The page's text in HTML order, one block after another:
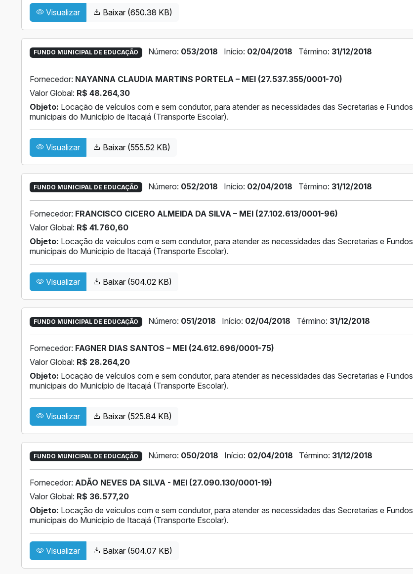
Visualizar Baixar (650.38 KB)
FUNDO MUNICIPAL DE EDUCAÇÃO Número: 053/2018 Início: 02/04/2018 Término: 31/12/2018
Fornecedor: NAYANNA CLAUDIA MARTINS PORTELA – MEI (27.537.355/0001-70)
Valor Global: R$ 48.264,30
Objeto: Locação de veículos com e sem condutor, para atender as necessidades das Secretarias e Fundos
municipais do Município de Itacajá (Transporte Escolar).
Visualizar Baixar (555.52 KB)
FUNDO MUNICIPAL DE EDUCAÇÃO Número: 052/2018 Início: 02/04/2018 Término: 31/12/2018
Fornecedor: FRANCISCO CICERO ALMEIDA DA SILVA – MEI (27.102.613/0001-96)
Valor Global: R$ 41.760,60
Objeto: Locação de veículos com e sem condutor, para atender as necessidades das Secretarias e Fundos
municipais do Município de Itacajá (Transporte Escolar).
Visualizar Baixar (504.02 KB)
FUNDO MUNICIPAL DE EDUCAÇÃO Número: 051/2018 Início: 02/04/2018 Término: 31/12/2018
Fornecedor: FAGNER DIAS SANTOS – MEI (24.612.696/0001-75)
Valor Global: R$ 28.264,20
Objeto: Locação de veículos com e sem condutor, para atender as necessidades das Secretarias e Fundos
municipais do Município de Itacajá (Transporte Escolar).
Visualizar Baixar (525.84 KB)
FUNDO MUNICIPAL DE EDUCAÇÃO Número: 050/2018 Início: 02/04/2018 Término: 31/12/2018
Fornecedor: ADÃO NEVES DA SILVA - MEI (27.090.130/0001-19)
Valor Global: R$ 36.577,20
Objeto: Locação de veículos com e sem condutor, para atender as necessidades das Secretarias e Fundos
municipais do Município de Itacajá (Transporte Escolar).
Visualizar Baixar (504.07 KB)